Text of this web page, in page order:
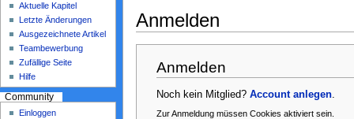
Anmelden
Anmelden
Noch kein Mitglied?Account anlegen
Zur Anmeldung müssen Cookies aktiviert sein.
Aktuelle Kapitel
Letzte Änderungen
Ausgezeichnete Artikel
Teambewerbung
Zufällige Seite
Hilfe
Community
Einloggen